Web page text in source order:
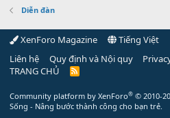
Diễn đàn
XenForo Magazine
Tiếng Việt
Liên hệ
Quy định và Nội quy
TRANG CHỦ
R
Community platform by XenForo® © 2010-
Sống - Nâng bước thành công cho bạn trẻ.